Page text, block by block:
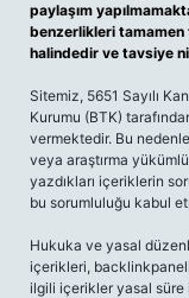
paylaşım
benzerlikleri
halindedir ve tavsiye
Sitemiz, 5651 Sayılı
Kurumu (BTK)
vermektedir. Bu
veya araştırma
yazdıkları içeriklerin
bu sorumluluğu kabul
Hukuka ve yasal
içerikleri,
ilgili içerikler yasal süre